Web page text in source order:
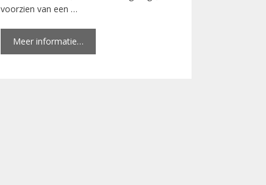
voorzien van een …
Meer informatie…